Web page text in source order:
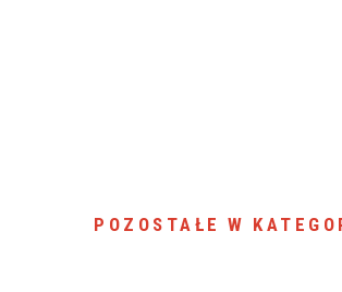
POZOSTAŁE W